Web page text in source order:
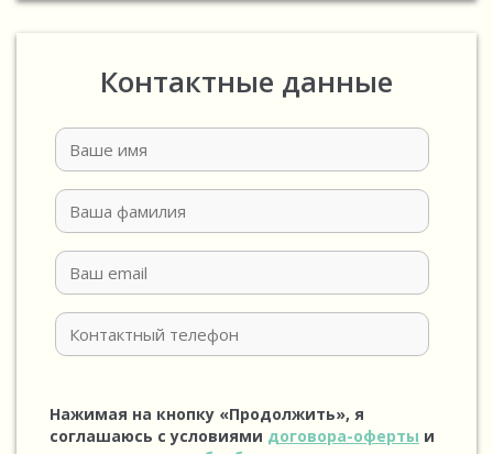
Контактные данные
Нажимая на кнопку «Продолжить», я
соглашаюсь с условиями договора-оферты и